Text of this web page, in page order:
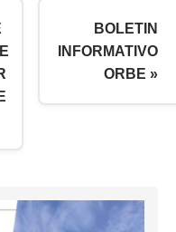
BOLETIN
INFORMATIVO
ORBE »